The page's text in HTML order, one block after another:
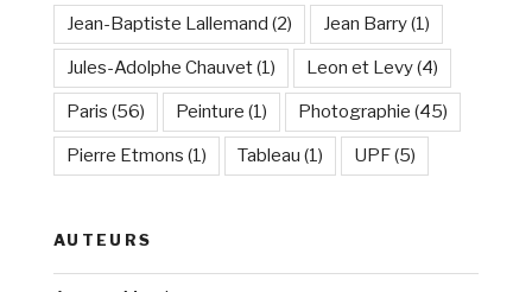
Jean-Baptiste Lallemand (2) Jean Barry(1)
Jules-Adolphe Chauvet(1) Leon et Levy(4)
Paris (56) Peinture (1) Photographie (45)
Pierre Etmons (1) Tableau (1) UPF(5)
AUTEURS